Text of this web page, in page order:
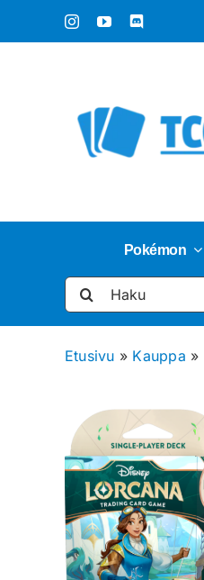
Pokémon
Etsi
...
Etusivu » Kauppa »